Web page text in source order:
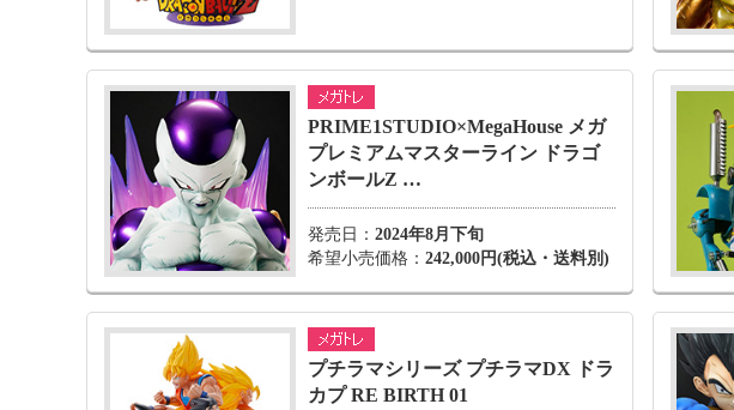
PRIME1STUDIO×MegaHouse メガ
プレミアムマスターライン ドラゴ
ンボールZ …
発売日： 2024年8月下旬
希望小売価格： 242,000円(税込・送料別)
プチラマシリーズ プチラマDX ドラ
カプ RE BIRTH 01